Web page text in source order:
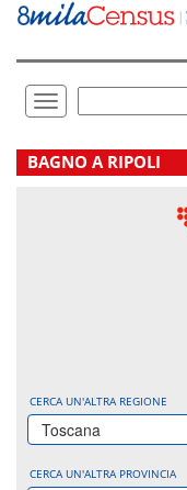
Vai
direttamente
Toggle
navigation
.
BAGNO A RIPOLI
CERCA UN'ALTRA REGIONE
Toscana
CERCA UN'ALTRA PROVINCIA